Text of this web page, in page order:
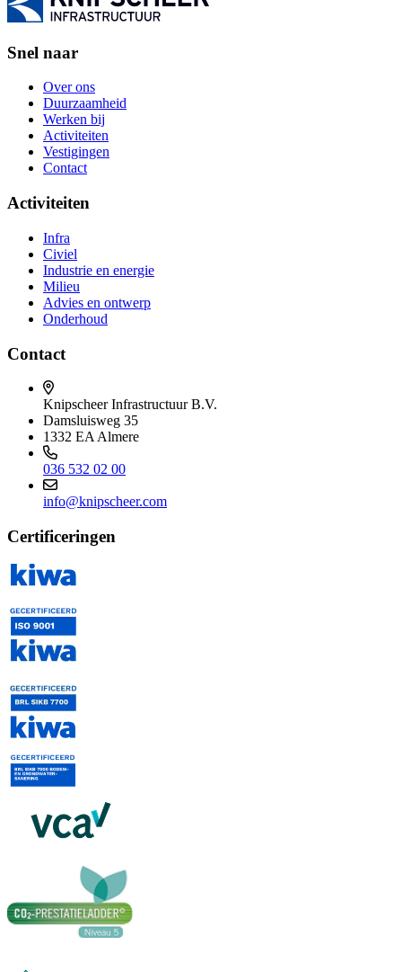
Snel naar
Over ons
Duurzaamheid
Werken bij
Activiteiten
Vestigingen
Contact
Activiteiten
Infra
Civiel
Industrie en energie
Milieu
Advies en ontwerp
Onderhoud
Contact
Knipscheer Infrastructuur B.V.
Damsluisweg 35
1332 EA Almere
036 532 02 00
info@knipscheer.com
Certificeringen